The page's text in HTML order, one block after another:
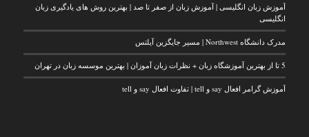
آموزش زبان انگلیسی | آموزش زبان از صفر تا صد | بهترین روش های یادگیری زبان
انگلیسی
مدرک دانشگاه Northwest | مسیر جایگزین آیلتس
5 تا از بهترین آموزشگاه زبان + نظرات زبان آموزان | بهترین موسسه زبان در تهران
آموزش گرامر افعال say و tell | تفاوت افعال say و tell